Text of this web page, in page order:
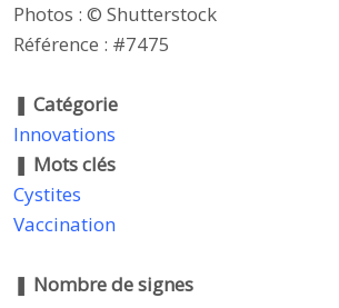
Photos : © Shutterstock
Référence : #7475
❚ Catégorie
Innovations
❚ Mots clés
Cystites
Vaccination
❚ Nombre de signes